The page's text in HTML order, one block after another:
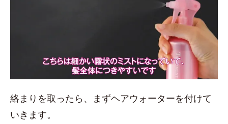
絡まりを取ったら、まずヘアウォーターを付けて
いきます。